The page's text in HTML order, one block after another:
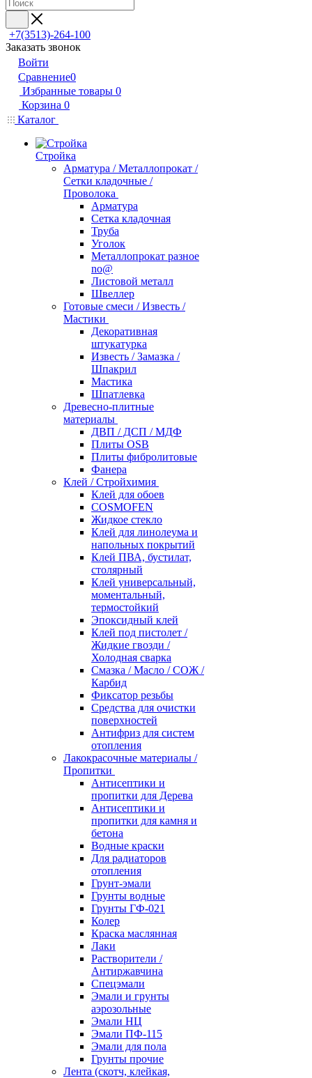
+7(3513)-264-100
Заказать звонок
Войти
Сравнение0
Избранные товары 0
Корзина 0
Каталог
Стройка
Арматура / Металлопрокат /
Сетки кладочные /
Проволока
Арматура
Сетка кладочная
Труба
Уголок
Металлопрокат разное
no@
Листовой металл
Швеллер
Готовые смеси / Известь /
Мастики
Декоративная
штукатурка
Известь / Замазка /
Шпакрил
Мастика
Шпатлевка
Древесно-плитные
материалы
ДВП / ДСП / МДФ
Плиты OSB
Плиты фибролитовые
Фанера
Клей / Стройхимия
Клей для обоев
COSMOFEN
Жидкое стекло
Клей для линолеума и
напольных покрытий
Клей ПВА, бустилат,
столярный
Клей универсальный,
моментальный,
термостойкий
Эпоксидный клей
Клей под пистолет /
Жидкие гвозди /
Холодная сварка
Смазка / Масло / СОЖ /
Карбид
Фиксатор резьбы
Средства для очистки
поверхностей
Антифриз для систем
отопления
Лакокрасочные материалы /
Пропитки
Антисептики и
пропитки для Дерева
Антисептики и
пропитки для камня и
бетона
Водные краски
Для радиаторов
отопления
Грунт-эмали
Грунты водные
Грунты ГФ-021
Колер
Краска маслянная
Лаки
Растворители /
Антиржавчина
Спецэмали
Эмали и грунты
аэрозольные
Эмали НЦ
Эмали ПФ-115
Эмали для пола
Грунты прочие
Лента (скотч, клейкая,